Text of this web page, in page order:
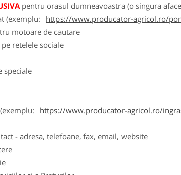
pentru orasul dumneavoastra (o singura
(exemplu:
https://www.producator-agricol.ro/
motoare de cautare
retelele sociale
speciale
https://www.producator-agricol.ro/
- adresa, telefoane, fax, email, website